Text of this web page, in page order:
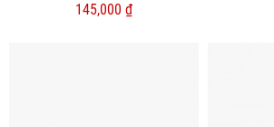
145,000 ₫